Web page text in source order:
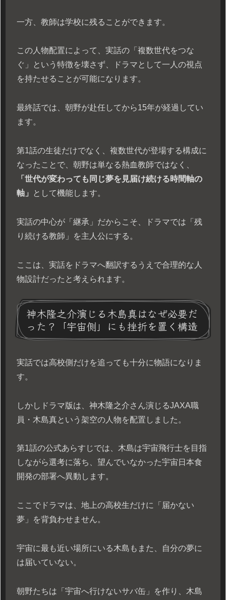
一方、教師は学校に残ることができます。
この人物配置によって、実話の「複数世代をつな
ぐ」という特徴を壊さず、ドラマとして一人の視点
を持たせることが可能になります。
最終話では、朝野が赴任してから15年が経過してい
ます。
第1話の生徒だけでなく、複数世代が登場する構成に
なったことで、朝野は単なる熱血教師ではなく、
「世代が変わっても同じ夢を見届け続ける時間軸の
軸」
として機能します。
実話の中心が「継承」だからこそ、ドラマでは「残
り続ける教師」を主人公にする。
ここは、実話をドラマへ翻訳するうえで合理的な人
物設計だったと考えられます。
神木隆之介演じる木島真はなぜ必要だ
った？「宇宙側」にも挫折を置く構造
実話では高校側だけを追っても十分に物語になりま
す。
しかしドラマ版は、神木隆之介さん演じるJAXA職
員・木島真という架空の人物を配置しました。
第1話の公式あらすじでは、木島は宇宙飛行士を目指
しながら選考に落ち、望んでいなかった宇宙日本食
開発の部署へ異動します。
ここでドラマは、地上の高校生だけに「届かない
夢」を背負わせません。
宇宙に最も近い場所にいる木島もまた、自分の夢に
は届いていない。
朝野たちは「宇宙へ行けないサバ缶」を作り、木島